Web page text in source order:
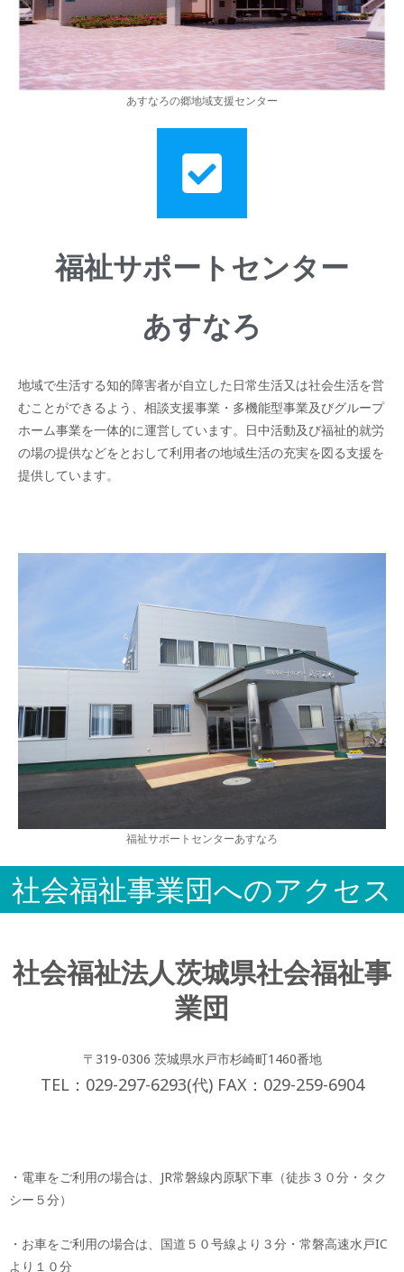
あすなろの郷地域支援センター
福祉サポートセンター
あすなろ
地域で生活する知的障害者が自立した日常生活又は社会生活を営
むことができるよう、相談支援事業・多機能型事業及びグループ
ホーム事業を一体的に運営しています。日中活動及び福祉的就労
の場の提供などをとおして利用者の地域生活の充実を図る支援を
提供しています。
福祉サポートセンターあすなろ
社会福祉事業団へのアクセス
社会福祉法人茨城県社会福祉事
業団
〒319-0306 茨城県水戸市杉崎町1460番地
TEL：029-297-6293(代) FAX：029-259-6904
・電車をご利用の場合は、JR常磐線内原駅下車（徒歩３０分・タク
シー５分）
・お車をご利用の場合は、国道５０号線より３分・常磐高速水戸IC
より１０分